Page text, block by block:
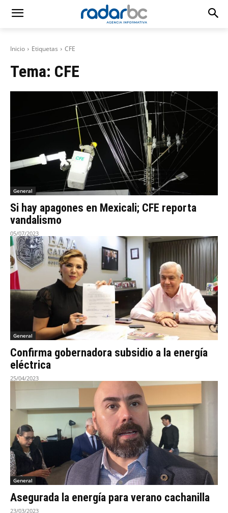
Inicio Etiquetas CFE
Tema: CFE
General
Si hay apagones en Mexicali; CFE reporta
vandalismo
05/07/2023
General
Confirma gobernadora subsidio a la energía
eléctrica
25/04/2023
General
Asegurada la energía para verano cachanilla
23/03/2023